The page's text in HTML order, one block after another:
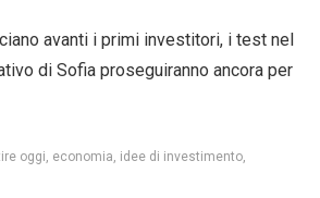
avanti i primi investitori, i test nel
di Sofia proseguiranno ancora per
oggi economia idee di investimento